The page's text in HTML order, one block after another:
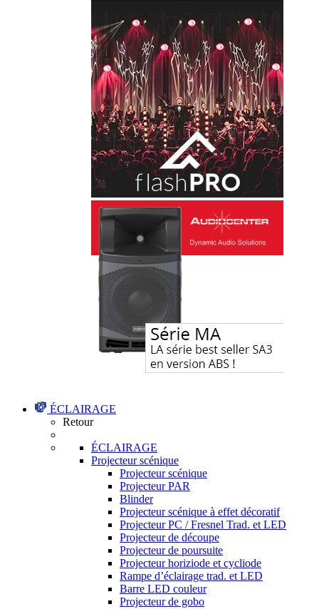
ÉCLAIRAGE
Retour
ÉCLAIRAGE
Projecteur scénique
Projecteur scénique
Projecteur PAR
Blinder
Projecteur scénique à effet décoratif
Projecteur PC / Fresnel Trad. et LED
Projecteur de découpe
Projecteur de poursuite
Projecteur horiziode et cycliode
Rampe d’éclairage trad. et LED
Barre LED couleur
Projecteur de gobo